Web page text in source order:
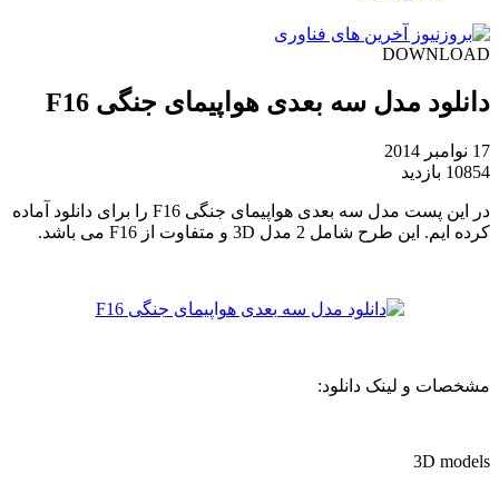
DOWNLOAD
دانلود مدل سه بعدی هواپیمای جنگی F16
17 نوامبر 2014
10854 بازدید
در این پست مدل سه بعدی هواپیمای جنگی F16 را برای دانلود آماده
کرده ایم. این طرح شامل 2 مدل 3D و متفاوت از F16 می باشد.
مشخصات و لینک دانلود:
3D models